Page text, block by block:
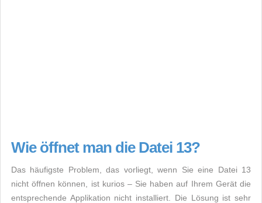
Wie öffnet man die Datei 13?
Das häufigste Problem, das vorliegt, wenn Sie eine Datei 13
nicht öffnen können, ist kurios – Sie haben auf Ihrem Gerät die
entsprechende Applikation nicht installiert. Die Lösung ist sehr